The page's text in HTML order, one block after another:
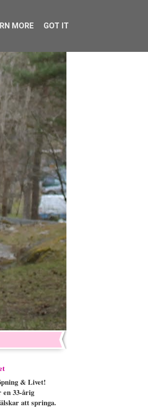
& Livet!
en 33-årig
att springa.
MORE GOT IT